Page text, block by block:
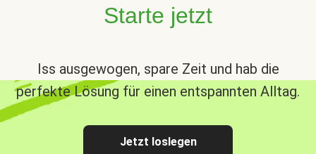
Starte jetzt
Iss ausgewogen, spare Zeit und hab die
perfekte Lösung für einen entspannten Alltag.
Jetzt loslegen